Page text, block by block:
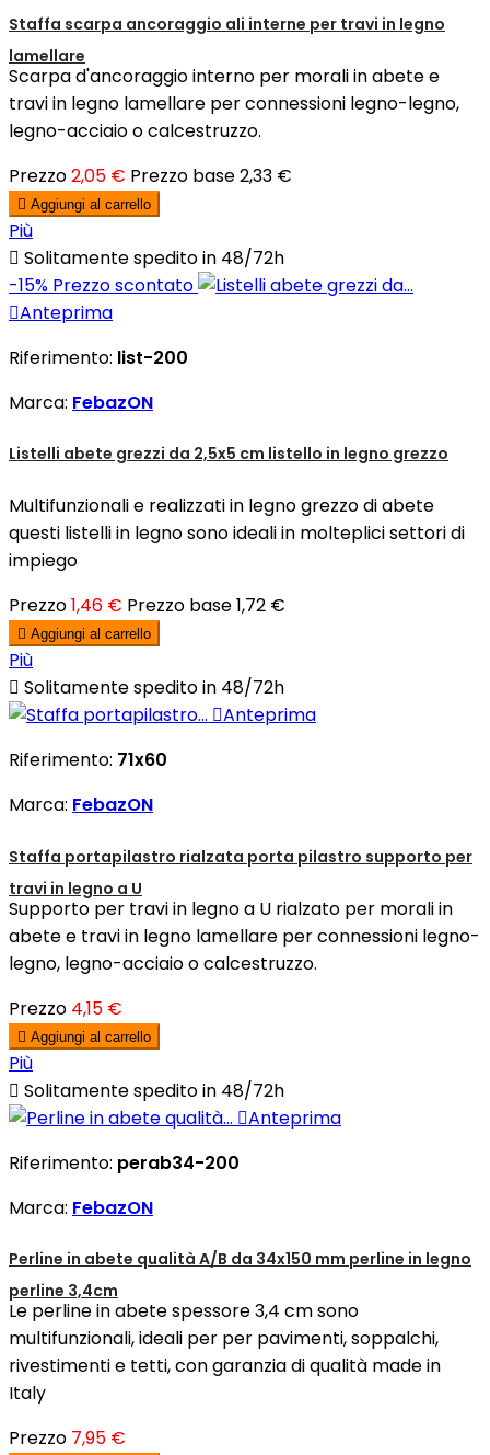
Staffa scarpa ancoraggio ali interne per travi in legno
lamellare
Scarpa d'ancoraggio interno per morali in abete e
travi in legno lamellare per connessioni legno-legno,
legno-acciaio o calcestruzzo.
Prezzo2,05 € Prezzo base2,33 €
 Aggiungi al carrello
Più
 Solitamente spedito in 48/72h
-15% Prezzo scontato
Anteprima
Riferimento: list-200
Marca: FebazON
Listelli abete grezzi da 2,5x5 cm listello in legno grezzo
Multifunzionali e realizzati in legno grezzo di abete
questi listelli in legno sono ideali in molteplici settori di
impiego
Prezzo1,46 € Prezzo base1,72 €
 Aggiungi al carrello
Più
 Solitamente spedito in 48/72h
Anteprima
Riferimento: 71x60
Marca: FebazON
Staffa portapilastro rialzata porta pilastro supporto per
travi in legno a U
Supporto per travi in legno a U rialzato per morali in
abete e travi in legno lamellare per connessioni legno-
legno, legno-acciaio o calcestruzzo.
Prezzo 4,15 €
 Aggiungi al carrello
Più
 Solitamente spedito in 48/72h
Anteprima
Riferimento: perab34-200
Marca: FebazON
Perline in abete qualità A/B da 34x150 mm perline in legno
perline 3,4cm
Le perline in abete spessore 3,4 cm sono
multifunzionali, ideali per per pavimenti, soppalchi,
rivestimenti e tetti, con garanzia di qualità made in
Italy
Prezzo 7,95 €